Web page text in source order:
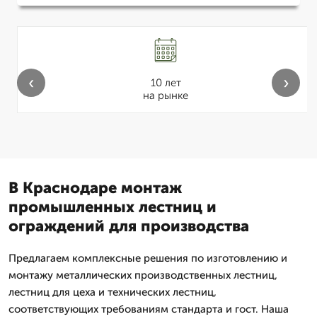
10 лет
на рынке
‹ ›
В Краснодаре монтаж
промышленных лестниц и
ограждений для производства
Предлагаем комплексные решения по изготовлению и
монтажу металлических производственных лестниц,
лестниц для цеха и технических лестниц,
соответствующих требованиям стандарта и гост. Наша